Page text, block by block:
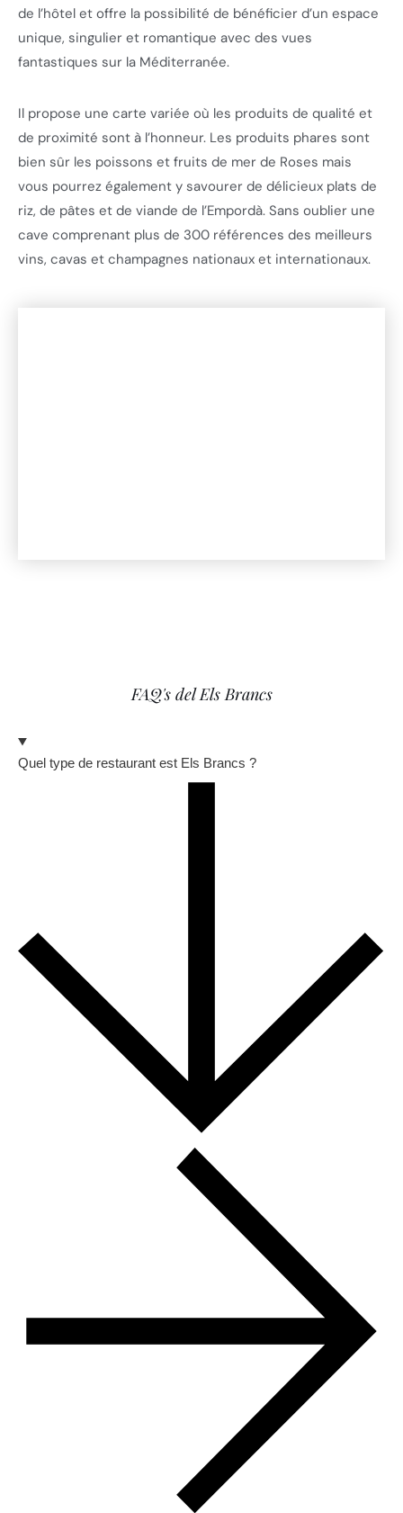
de l’hôtel et offre la possibilité de bénéficier d’un espace
unique, singulier et romantique avec des vues
fantastiques sur la Méditerranée.
Il propose une carte variée où les produits de qualité et
de proximité sont à l’honneur. Les produits phares sont
bien sûr les poissons et fruits de mer de Roses mais
vous pourrez également y savourer de délicieux plats de
riz, de pâtes et de viande de l’Empordà. Sans oublier une
cave comprenant plus de 300 références des meilleurs
vins, cavas et champagnes nationaux et internationaux.
FAQ's del Els Brancs
Quel type de restaurant est Els Brancs ?